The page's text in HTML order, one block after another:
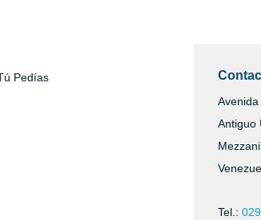
Pedías
Avenida
Antiguo
Tel.: